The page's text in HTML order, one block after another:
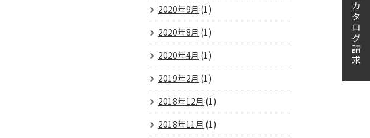
カタログ請求
2020年9月 (1)
2020年8月 (1)
2020年4月 (1)
2019年2月 (1)
2018年12月 (1)
2018年11月 (1)